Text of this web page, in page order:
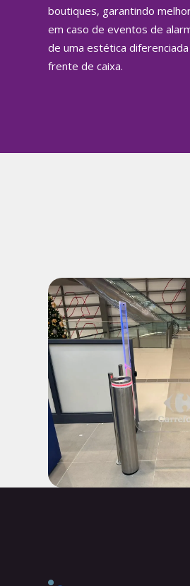
boutiques, garantindo
em caso de eventos de
de uma estética
frente de caixa.